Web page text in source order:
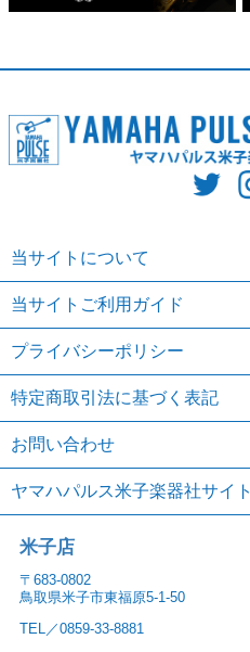
当サイトについて
当サイトご利用ガイド
プライバシーポリシー
特定商取引法に基づく表記
お問い合わせ
ヤマハパルス米子楽器社サイト
米子店
〒683-0802
鳥取県米子市東福原5-1-50
TEL／0859-33-8881